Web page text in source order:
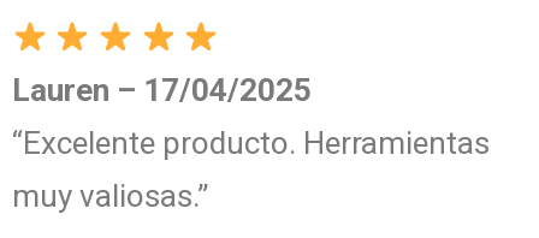
Lauren – 17/04/2025
“Excelente producto. Herramientas
muy valiosas.”